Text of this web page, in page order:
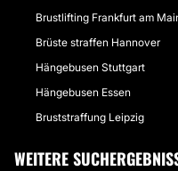
Brustlifting Frankfurt am
Brüste straffen Hannover
Hängebusen Stuttgart
Hängebusen Essen
Bruststraffung Leipzig
WEITERE